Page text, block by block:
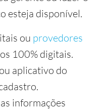
esteja disponível.
ou provedores
100% digitais.
aplicativo do
informações